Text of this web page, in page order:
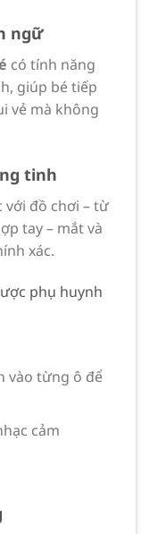
ngữ
có tính năng
giúp bé tiếp
vẻ mà không
tinh
với đồ chơi – từ
tay – mắt và
xác.
phụ huynh
vào từng ô để
cảm